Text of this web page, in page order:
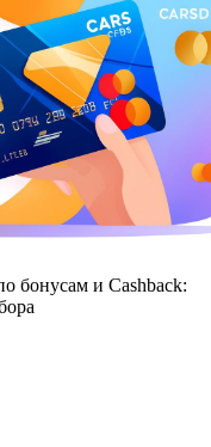
бонусам и Cashback: